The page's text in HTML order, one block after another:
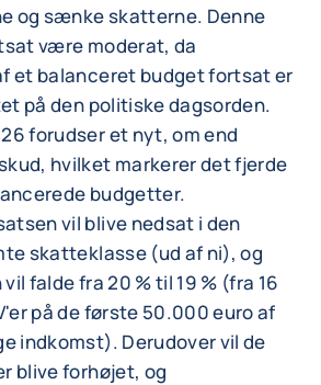
og sænke skatterne. Denne
være moderat, da
et balanceret budget fortsat er
på den politiske dagsorden.
forudser et nyt, om end
hvilket markerer det fjerde
budgetter.
vil blive nedsat i den
skatteklasse (ud af ni), og
falde fra 20 % til 19 % (fra 16
på de første 50.000 euro af
indkomst). Derudover vil de
blive forhøjet, og